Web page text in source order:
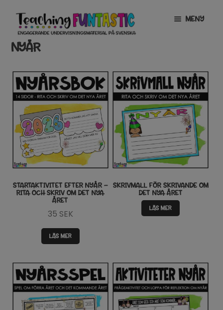
Hoppa
till
navigering
Gå
till
innehåll
MENY
INFO
MITT KONTO
GRATISMATERIAL
EXPANDERA
UNDERMENY
BUTIK
LICENSER
EXPANDERA
UNDERMENY
TIPSHÖRNAN
NYÅR
STARTAKTIVITET EFTER NYÅR –
RITA OCH SKRIV OM DET NYA
ÅRET
35 SEK
LÄS MER
SKRIVMALL FÖR SKRIVANDE OM
DET NYA ÅRET
LÄS MER